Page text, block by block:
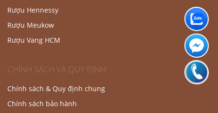
Rượu Hennessy
Rượu Meukow
Rượu Vang HCM
CHÍNH SÁCH VÀ QUY ĐỊNH
Chính sách & Quy định chung
Chính sách bảo hành